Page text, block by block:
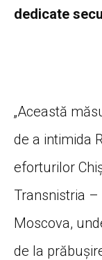
dedicate
„Această
de a intimida
eforturilor
Transnistria
Moscova,
de la